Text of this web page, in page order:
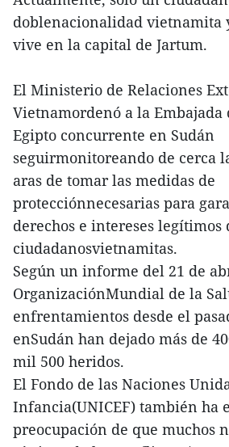
doblenacionalidad vietnamita
vive en la capital de Jartum.
El Ministerio de Relaciones
Vietnamordenó a la Embajada
Egipto concurrente en Sudán
seguirmonitoreando de cerca
aras de tomar las medidas de
protecciónnecesarias para
derechos e intereses legítimos
ciudadanosvietnamitas.
Según un informe del 21 de
OrganizaciónMundial de la
enfrentamientos desde el
enSudán han dejado más de
mil 500 heridos.
El Fondo de las Naciones
Infancia(UNICEF) también ha
preocupación de que muchos